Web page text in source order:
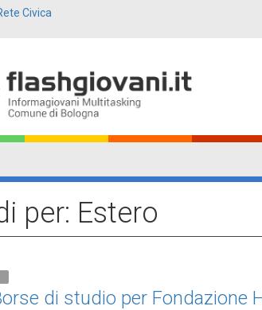
per: Estero
di studio per Fondazione